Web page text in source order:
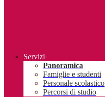
Servizi
Panoramica
Famiglie e studenti
Personale scolastico
Percorsi di studio